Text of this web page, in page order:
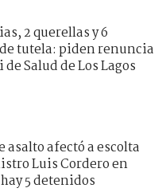
2 querellas y 6
tutela: piden renuncia
Salud de Los Lagos
asalto afectó a escolta
Luis Cordero en
5 detenidos